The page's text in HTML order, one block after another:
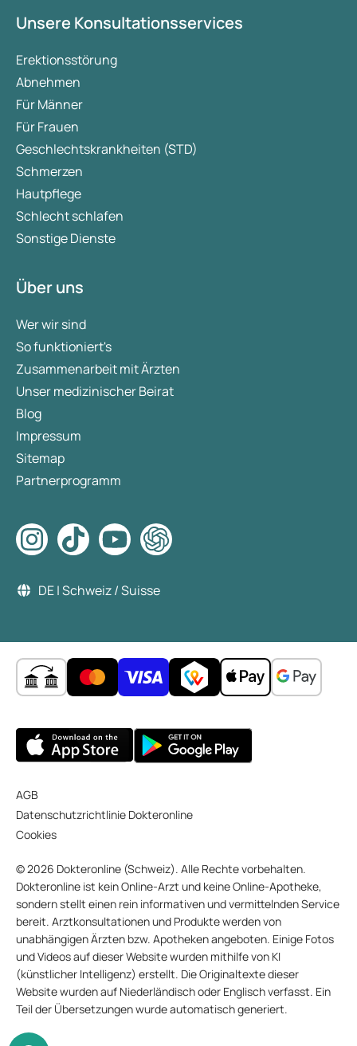
Unsere Konsultationsservices
Erektionsstörung
Abnehmen
Für Männer
Für Frauen
Geschlechtskrankheiten (STD)
Schmerzen
Hautpflege
Schlecht schlafen
Sonstige Dienste
Über uns
Wer wir sind
So funktioniert's
Zusammenarbeit mit Ärzten
Unser medizinischer Beirat
Blog
Impressum
Sitemap
Partnerprogramm
DE | Schweiz / Suisse
AGB
Datenschutzrichtlinie Dokteronline
Cookies
© 2026 Dokteronline (Schweiz). Alle Rechte vorbehalten.
Dokteronline ist kein Online-Arzt und keine Online-Apotheke,
sondern stellt einen rein informativen und vermittelnden Service
bereit. Arztkonsultationen und Produkte werden von
unabhängigen Ärzten bzw. Apotheken angeboten. Einige Fotos
und Videos auf dieser Website wurden mithilfe von KI
(künstlicher Intelligenz) erstellt. Die Originaltexte dieser
Website wurden auf Niederländisch oder Englisch verfasst. Ein
Teil der Übersetzungen wurde automatisch generiert.